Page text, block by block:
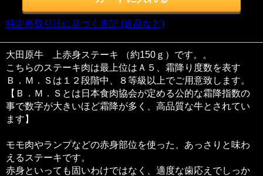
特定商取引法に基づく表記 (返品など)
大田原牛 上赤身ステーキ （約150ｇ）です。。
こちらのステーキ肉は最上位はＡ５、霜降り度数を表す
Ｂ．Ｍ．Ｓは１２段階中、８等級以上でご用意致します。
【Ｂ．Ｍ．Ｓとは日本食肉協会が定める公的な霜降指数の
事で数字が大きいほど霜降が多く、高品質な牛とされてい
ます】
モモ肉やランプなどの赤身部位を使った、あっさりと味わ
えるステーキです。
赤身といっても固いわけではなく、適度な歯応えでしっか